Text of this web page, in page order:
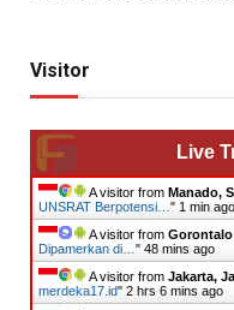
Visitor
Live
A visitor from Manado,
UNSRAT Berpotensi…" 1 min ago
A visitor from Gorontalo
Dipamerkan di…" 48 mins ago
A visitor from Jakarta,
merdeka17.id" 2 hrs 6 mins ago